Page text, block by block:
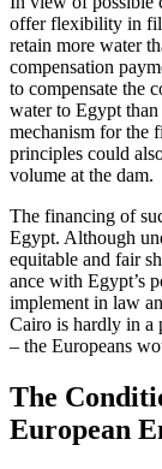
offer flexibility in
retain more water
compensation
to compensate the
water to Egypt
mechanism for the
principles could
volume at the dam.
The financing of
Egypt. Al­though
equitable and fair
ance with Egypt’s
implement in law
Cairo is hardly in a
– the Europeans
The
European